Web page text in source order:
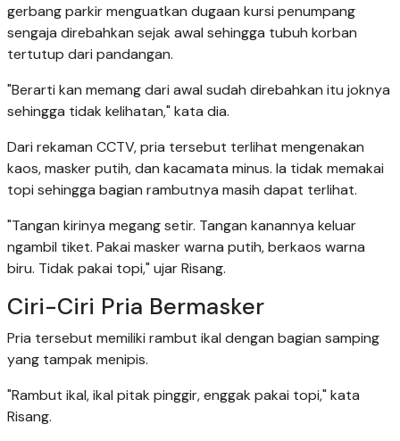
gerbang parkir menguatkan dugaan kursi penumpang
sengaja direbahkan sejak awal sehingga tubuh korban
tertutup dari pandangan.
"Berarti kan memang dari awal sudah direbahkan itu joknya
sehingga tidak kelihatan," kata dia.
Dari rekaman CCTV, pria tersebut terlihat mengenakan
kaos, masker putih, dan kacamata minus. Ia tidak memakai
topi sehingga bagian rambutnya masih dapat terlihat.
"Tangan kirinya megang setir. Tangan kanannya keluar
ngambil tiket. Pakai masker warna putih, berkaos warna
biru. Tidak pakai topi," ujar Risang.
Ciri-Ciri Pria Bermasker
Pria tersebut memiliki rambut ikal dengan bagian samping
yang tampak menipis.
"Rambut ikal, ikal pitak pinggir, enggak pakai topi," kata
Risang.